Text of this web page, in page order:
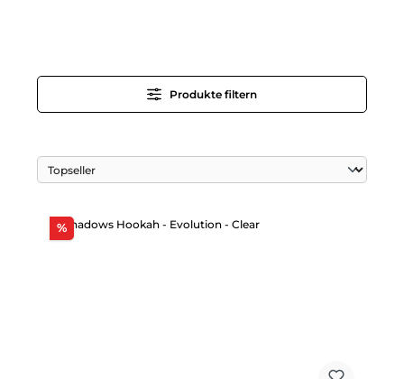
Produkte filtern
%Rabatt